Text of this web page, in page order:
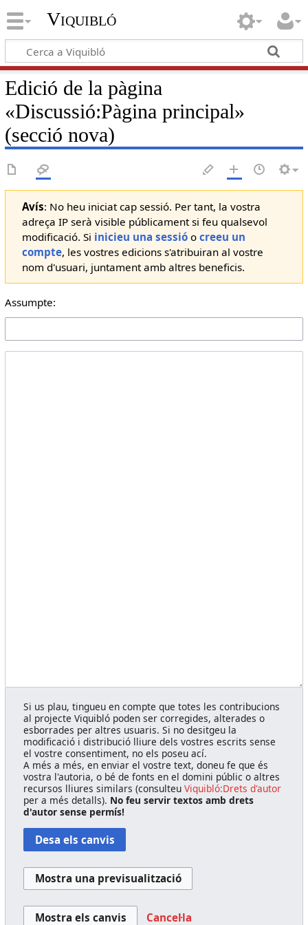
Viquibló
Edició de la pàgina
«Discussió:Pàgina principal»
(secció nova)
Avís: No heu iniciat cap sessió. Per tant, la vostra
adreça IP serà visible públicament si feu qualsevol
modificació. Si inicieu una sessióo creeu un
compte, les vostres edicions s'atribuiran al vostre
nom d'usuari, juntament amb altres beneficis.
Assumpte:
Si us plau, tingueu en compte que totes les contribucions
al projecte Viquibló poden ser corregides, alterades o
esborrades per altres usuaris. Si no desitgeu la
modificació i distribució lliure dels vostres escrits sense
el vostre consentiment, no els poseu ací.
A més a més, en enviar el vostre text, doneu fe que és
vostra l'autoria, o bé de fonts en el domini públic o altres
recursos lliures similars (consulteuViquibló:Drets d'autor
per a més detalls). No feu servir textos amb drets
d'autor sense permís!
Cancel·la